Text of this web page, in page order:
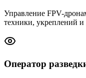
Управление FPV-
техники, укреплений
Оператор